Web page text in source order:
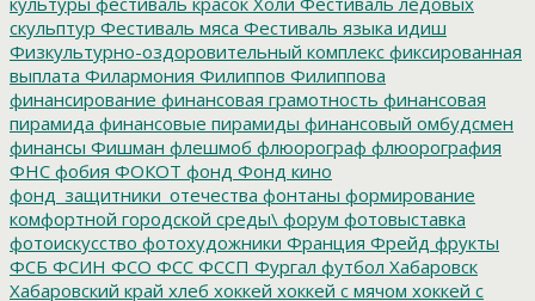
скульптур Фестиваль мяса Фестиваль языка идиш
Физкультурно-оздоровительный комплекс фиксированная
выплата Филармония Филиппов Филиппова
финансирование финансовая грамотность финансовая
пирамида финансовые пирамиды финансовый омбудсмен
финансы Фишман флешмоб флюорограф флюорография
ФНС фобия ФОКОТ фонд Фонд кино
фонд_защитники_отечества фонтаны формирование
комфортной городской среды\ форум фотовыставка
фотоискусство фотохудожники Франция Фрейд фрукты
ФСБ ФСИН ФСО ФСС ФССП Фургал футбол Хабаровск
Хабаровский край хлеб хоккей хоккей с мячом хоккей с